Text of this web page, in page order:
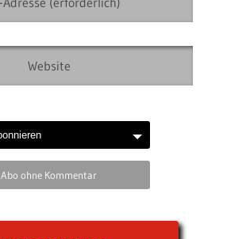
Abo ohne Kommentar